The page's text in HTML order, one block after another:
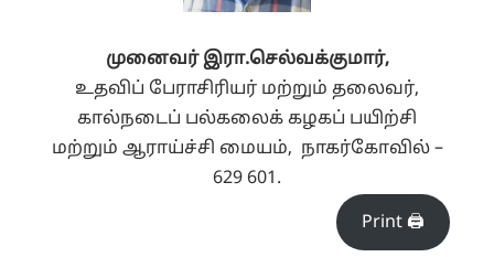
முனைவர் இரா.செல்வக்குமார்,
உதவிப் பேராசிரியர் மற்றும் தலைவர்,
கால்நடைப் பல்கலைக் கழகப் பயிற்சி
மற்றும் ஆராய்ச்சி மையம், நாகர்கோவில் –
629 601.
Print 🖨